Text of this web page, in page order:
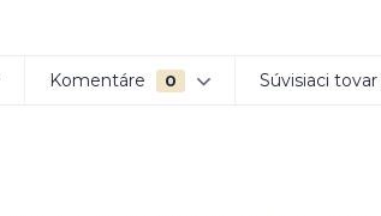
Komentáre 0 Súvisiaci tovar